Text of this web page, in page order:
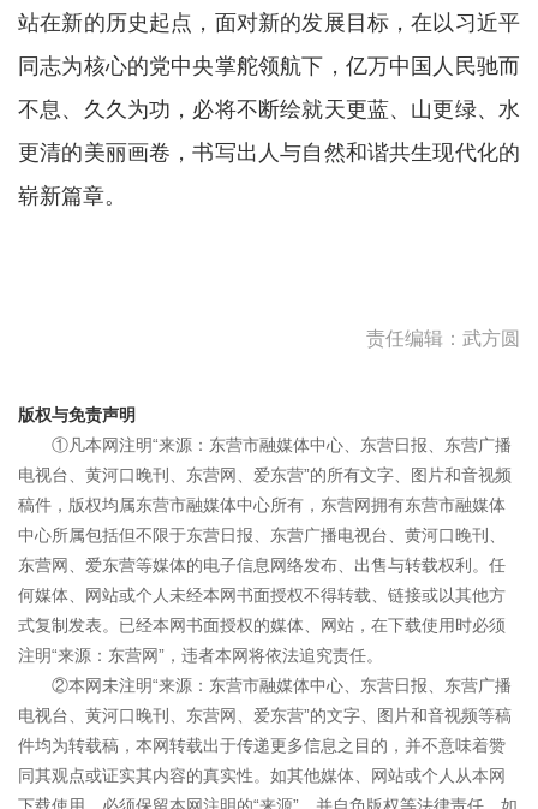
站在新的历史起点，面对新的发展目标，在以习近平
同志为核心的党中央掌舵领航下，亿万中国人民驰而
不息、久久为功，必将不断绘就天更蓝、山更绿、水
更清的美丽画卷，书写出人与自然和谐共生现代化的
崭新篇章。
责任编辑：武方圆
版权与免责声明
①凡本网注明“来源：东营市融媒体中心、东营日报、东营广播
电视台、黄河口晚刊、东营网、爱东营”的所有文字、图片和音视频
稿件，版权均属东营市融媒体中心所有，东营网拥有东营市融媒体
中心所属包括但不限于东营日报、东营广播电视台、黄河口晚刊、
东营网、爱东营等媒体的电子信息网络发布、出售与转载权利。任
何媒体、网站或个人未经本网书面授权不得转载、链接或以其他方
式复制发表。已经本网书面授权的媒体、网站，在下载使用时必须
注明“来源：东营网”，违者本网将依法追究责任。
②本网未注明“来源：东营市融媒体中心、东营日报、东营广播
电视台、黄河口晚刊、东营网、爱东营”的文字、图片和音视频等稿
件均为转载稿，本网转载出于传递更多信息之目的，并不意味着赞
同其观点或证实其内容的真实性。如其他媒体、网站或个人从本网
下载使用，必须保留本网注明的“来源”，并自负版权等法律责任。如